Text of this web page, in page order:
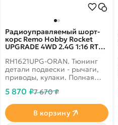
Радиоуправляемый шорт-
корс Remo Hobby Rocket
UPGRADE 4WD 2.4G 1:16 RTR
RH1621UPG-ORAN. Тюнинг
детали подвески - рычаги,
приводы, кулаки. Полная
Li-ion аккумулятор емкостью
5 870 ₽7 670 ₽
В корзину